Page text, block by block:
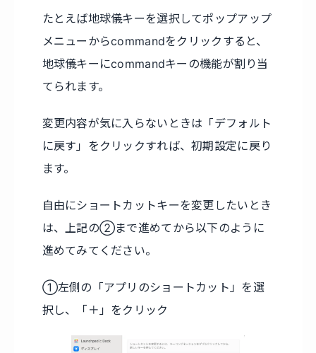
たとえば地球儀キーを選択してポップアップ
メニューからcommandをクリックすると、
地球儀キーにcommandキーの機能が割り当
てられます。
変更内容が気に入らないときは「デフォルト
に戻す」をクリックすれば、初期設定に戻り
ます。
自由にショートカットキーを変更したいとき
は、上記の②まで進めてから以下のように
進めてみてください。
①左側の「アプリのショートカット」を選
択し、「＋」をクリック